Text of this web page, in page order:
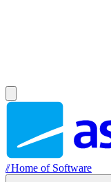
//Home of Software